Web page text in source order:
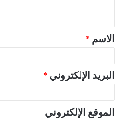
ق
*
الاسم *
البريد الإلكتروني *
الموقع الإلكتروني